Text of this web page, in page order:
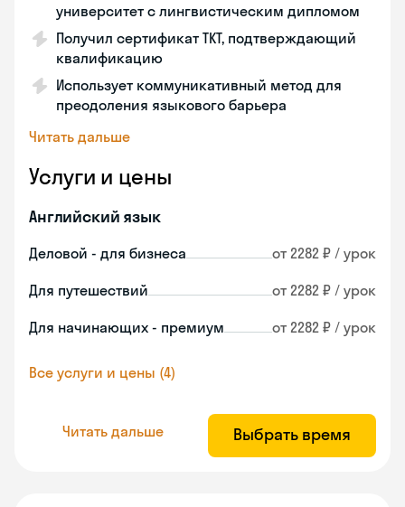
университет с лингвистическим дипломом
Получил сертификат TKT, подтверждающий
квалификацию
Использует коммуникативный метод для
преодоления языкового барьера
Читать дальше
Услуги и цены
Английский язык
Деловой - для бизнеса от 2282 ₽ / урок
Для путешествий от 2282 ₽ / урок
Для начинающих - премиум от 2282 ₽ / урок
Все услуги и цены (4)
Читать дальше Выбрать время